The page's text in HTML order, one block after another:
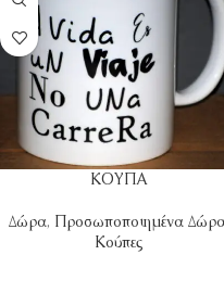
ΚΟΥΠΑ
Δώρα, Προσωποποιημένα
Κούπες